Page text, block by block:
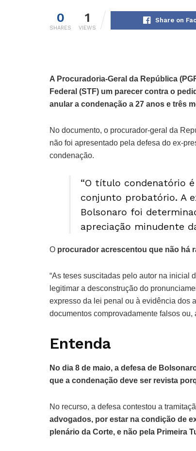
0
SHARES
1
VIEWS
Share on
A Procuradoria-Geral da República
Federal (STF) um parecer contra o
anular a condenação a 27 anos e três
No documento, o procurador-geral da
não foi apresentado pela defesa do ex-
condenação.
“O título condenatório
conjunto probatório. A
Bolsonaro foi
apreciação minudente
O procurador acrescentou que não há
“As teses suscitadas pelo autor na inicial
legitimar a desconstrução do
expresso da lei penal ou à evidência dos
documentos comprovadamente falsos
Entenda
No dia 8 de maio, a defesa de
que a condenação deve ser revista
No recurso, a defesa contestou a
advogados, por estar na condição de
plenário da Corte, e não pela Primeira